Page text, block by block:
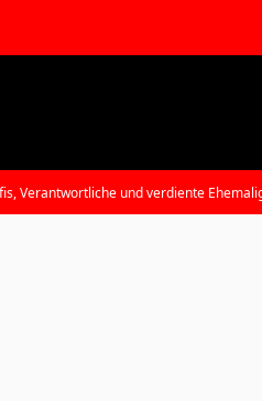
Verantwortliche und verdiente